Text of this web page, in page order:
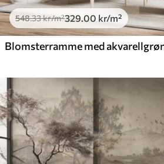
548.33kr/m²329.00 kr/m²
Blomsterramme med